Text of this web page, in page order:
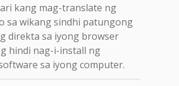
kang mag-translate ng
sa wikang sindhi patungong
direkta sa iyong browser
hindi nag-i-install ng
sa iyong computer.